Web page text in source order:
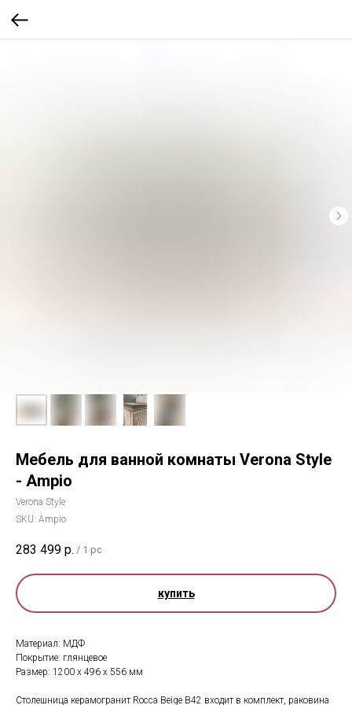
Мебель для ванной комнаты Verona Style
- Ampio
Verona Style
SKU: Ampio
283 499 р. / 1 pc
купить
Материал: МДФ
Покрытие: глянцевое
Размер: 1200 x 496 x 556 мм
Столешница керамогранит Rocca Beige B42 входит в комплект, раковина